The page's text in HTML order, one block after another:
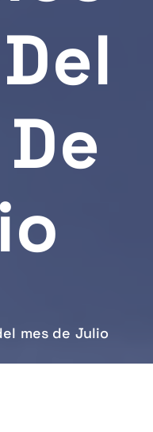
mes de Julio